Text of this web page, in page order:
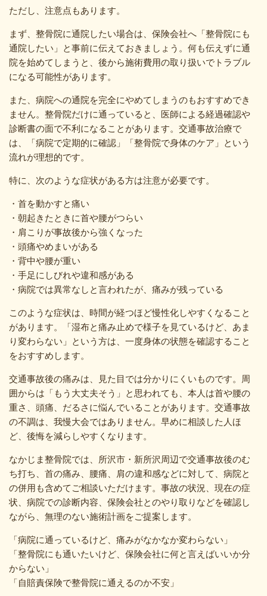
ただし、注意点もあります。
まず、整骨院に通院したい場合は、保険会社へ「整骨院にも
通院したい」と事前に伝えておきましょう。何も伝えずに通
院を始めてしまうと、後から施術費用の取り扱いでトラブル
になる可能性があります。
また、病院への通院を完全にやめてしまうのもおすすめでき
ません。整骨院だけに通っていると、医師による経過確認や
診断書の面で不利になることがあります。交通事故治療で
は、「病院で定期的に確認」「整骨院で身体のケア」という
流れが理想的です。
特に、次のような症状がある方は注意が必要です。
・首を動かすと痛い
・朝起きたときに首や腰がつらい
・肩こりが事故後から強くなった
・頭痛やめまいがある
・背中や腰が重い
・手足にしびれや違和感がある
・病院では異常なしと言われたが、痛みが残っている
このような症状は、時間が経つほど慢性化しやすくなること
があります。「湿布と痛み止めで様子を見ているけど、あま
り変わらない」という方は、一度身体の状態を確認すること
をおすすめします。
交通事故後の痛みは、見た目では分かりにくいものです。周
囲からは「もう大丈夫そう」と思われても、本人は首や腰の
重さ、頭痛、だるさに悩んでいることがあります。交通事故
の不調は、我慢大会ではありません。早めに相談した人ほ
ど、後悔を減らしやすくなります。
なかじま整骨院では、所沢市・新所沢周辺で交通事故後のむ
ち打ち、首の痛み、腰痛、肩の違和感などに対して、病院と
の併用も含めてご相談いただけます。事故の状況、現在の症
状、病院での診断内容、保険会社とのやり取りなどを確認し
ながら、無理のない施術計画をご提案します。
「病院に通っているけど、痛みがなかなか変わらない」
「整骨院にも通いたいけど、保険会社に何と言えばいいか分
からない」
「自賠責保険で整骨院に通えるのか不安」